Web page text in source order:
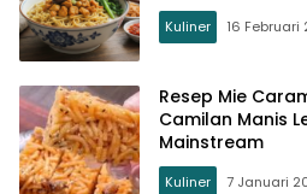
Kuliner 16 Februari
Resep Mie
Camilan Manis
Mainstream
Kuliner 7 Januari